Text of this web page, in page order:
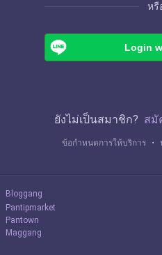
หรื
Login
ยังไม่เป็นสมาชิก? สมั
ข้อกำหนดการให้บริการ ・
Bloggang
Pantipmarket
Pantown
Maggang